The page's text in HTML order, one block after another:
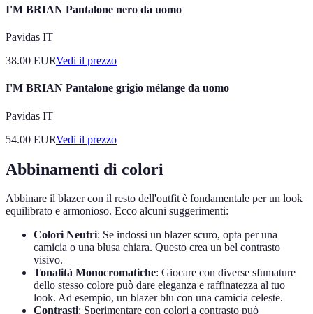
I'M BRIAN Pantalone nero da uomo
Pavidas IT
38.00 EURVedi il prezzo
I'M BRIAN Pantalone grigio mélange da uomo
Pavidas IT
54.00 EURVedi il prezzo
Abbinamenti di colori
Abbinare il blazer con il resto dell'outfit è fondamentale per un look
equilibrato e armonioso. Ecco alcuni suggerimenti:
Colori Neutri: Se indossi un blazer scuro, opta per una
camicia o una blusa chiara. Questo crea un bel contrasto
visivo.
Tonalità Monocromatiche: Giocare con diverse sfumature
dello stesso colore può dare eleganza e raffinatezza al tuo
look. Ad esempio, un blazer blu con una camicia celeste.
Contrasti: Sperimentare con colori a contrasto può